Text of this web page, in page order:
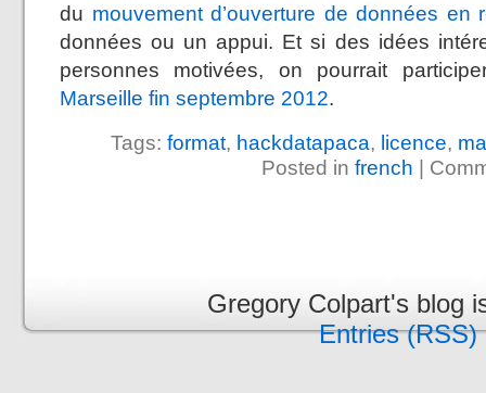
du mouvement d’ouverture de données en
données ou un appui. Et si des idées
personnes motivées, on pourrait
Marseille fin septembre 2012.
Tags: format, hackdatapaca, licence,
Posted in french |
Gregory Colpart's blog
Entries (RSS)